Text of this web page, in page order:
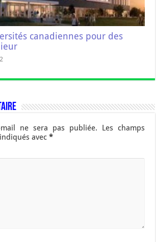
canadiennes pour des
ne sera pas publiée.
Les champs
avec*